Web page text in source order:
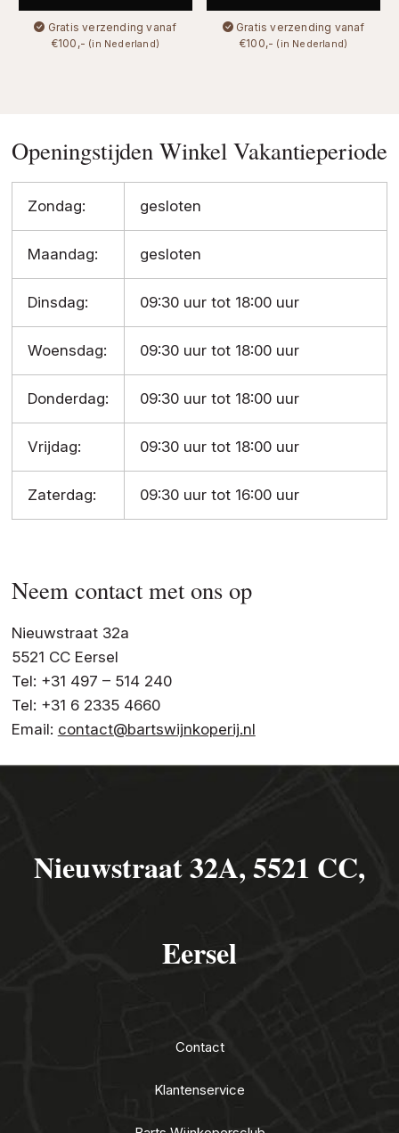
Gratis verzending vanaf
€100,- (in Nederland)
Gratis verzending vanaf
€100,- (in Nederland)
Openingstijden Winkel Vakantieperiode
Zondag: gesloten
Maandag: gesloten
Dinsdag: 09:30 uur tot 18:00 uur
Woensdag: 09:30 uur tot 18:00 uur
Donderdag: 09:30 uur tot 18:00 uur
Vrijdag: 09:30 uur tot 18:00 uur
Zaterdag: 09:30 uur tot 16:00 uur
Neem contact met ons op
Nieuwstraat 32a
5521 CC Eersel
Tel: +31 497 – 514 240
Tel: +31 6 2335 4660
Email: contact@bartswijnkoperij.nl
Nieuwstraat 32A, 5521 CC,
Eersel
Contact
Klantenservice